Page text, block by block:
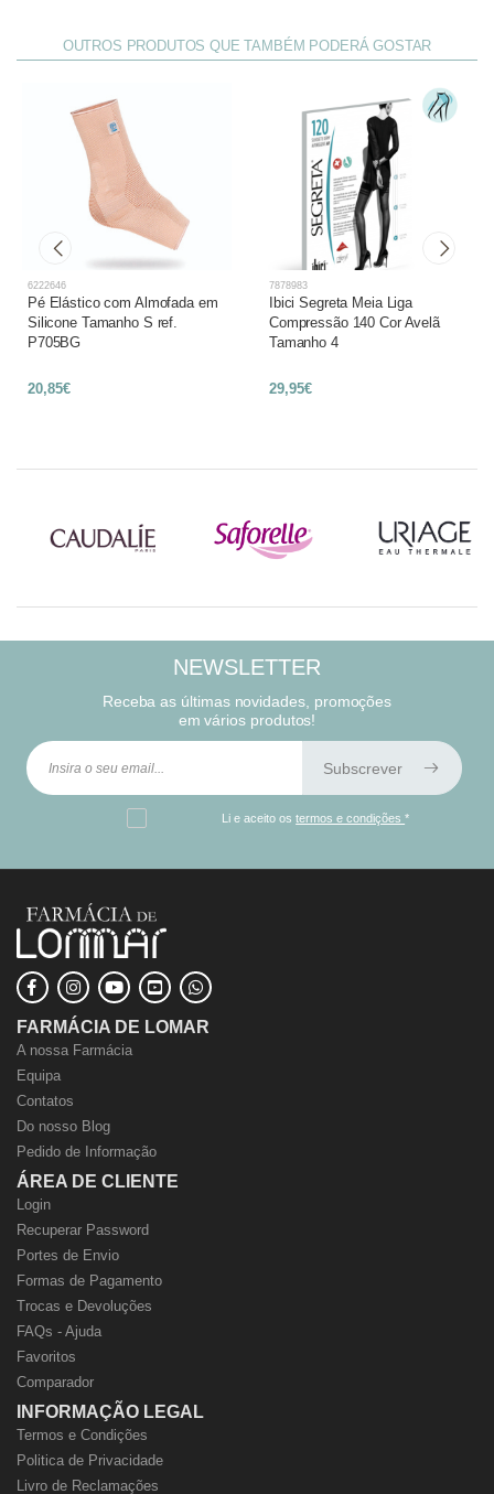
OUTROS PRODUTOS QUE TAMBÉM PODERÁ GOSTAR
6222646
Pé Elástico com Almofada em
Silicone Tamanho S ref.
P705BG
20,85€
7878983
Ibici Segreta Meia Liga
Compressão 140 Cor Avelã
Tamanho 4
29,95€
NEWSLETTER
Receba as últimas novidades, promoções
em vários produtos!
Subscrever
Li e aceito ostermos e condições*
FARMÁCIA DE LOMAR
A nossa Farmácia
Equipa
Contatos
Do nosso Blog
Pedido de Informação
ÁREA DE CLIENTE
Login
Recuperar Password
Portes de Envio
Formas de Pagamento
Trocas e Devoluções
FAQs - Ajuda
Favoritos
Comparador
INFORMAÇÃO LEGAL
Termos e Condições
Politica de Privacidade
Livro de Reclamações